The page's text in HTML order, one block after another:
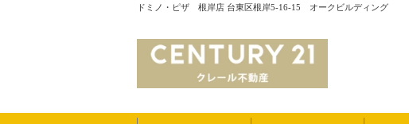
ドミノ・ピザ 根岸店 台東区根岸5-16-15 オークビルディング